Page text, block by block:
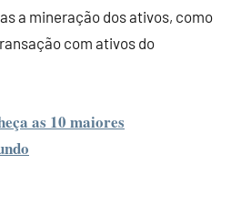
a mineração dos ativos, como
com ativos do
as 10 maiores